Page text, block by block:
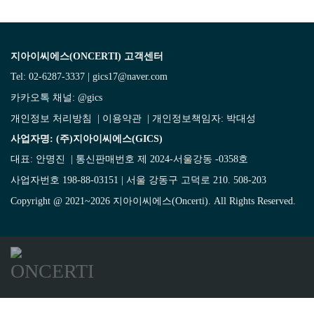
지아이씨에스(ONCERTI) 고객센터
Tel: 02-6287-3337 | gics17@naver.com
카카오톡 채널: @gics
개인정보 처리방침
이용약관 | 개인정보책임자: 박대성
사업자명: (주)지아이씨에스(GICS)
대표: 안명진 | 통신판매번호 제 2024-서울강동 -0358호
사업자번호 198-88-03151 | 서울 강동구 고덕로 210. 508-203
Copyright @ 2021~2026 지아이씨에스(Oncerti). All Rights Reserved.